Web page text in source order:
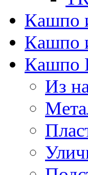
Кашпо
Кашпо
Кашпо
Из